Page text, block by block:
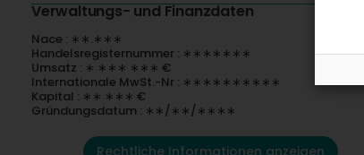
Verwaltungs- und Finanzdaten
Nace : ∗∗.∗∗∗
Handelsregisternummer : ∗∗∗∗∗∗∗
Umsatz : ∗ ∗∗∗ ∗∗∗ €
Internationale MwSt.-Nr : ∗∗∗∗∗∗∗∗∗∗
Kapital : ∗∗ ∗∗∗ €
Gründungsdatum : ∗∗/∗∗/∗∗∗∗
Rechtliche Informationen anzeigen